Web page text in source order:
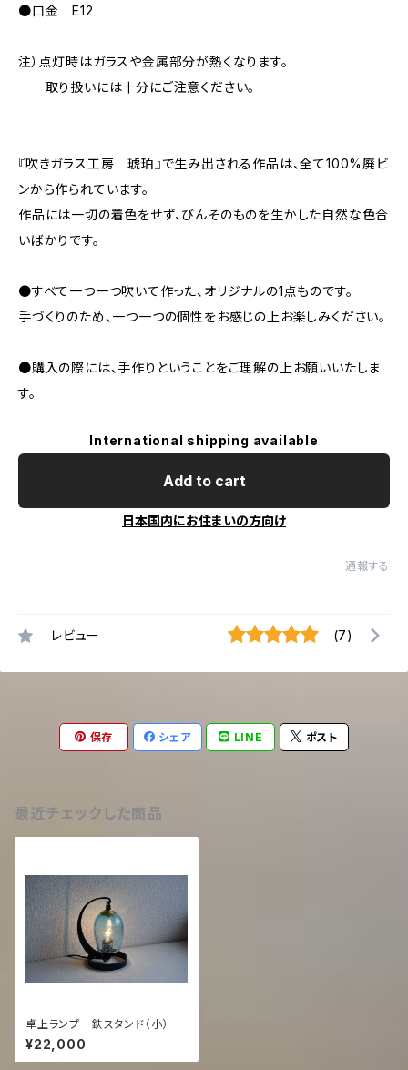
●口金 E12
注）点灯時はガラスや金属部分が熱くなります。
取り扱いには十分にご注意ください。
『吹きガラス工房 琥珀』で生み出される作品は、全て100%廃ビ
ンから作られています。
作品には一切の着色をせず、びんそのものを生かした自然な色合
いばかりです。
●すべて一つ一つ吹いて作った、オリジナルの1点ものです。
手づくりのため、一つ一つの個性をお感じの上お楽しみください。
●購入の際には、手作りということをご理解の上お願いいたしま
す。
International shipping available
Add to cart
日本国内にお住まいの方向け
通報する
レビュー (7)
保存 シェア LINE ポスト
最近チェックした商品
卓上ランプ 鉄スタンド（小）
¥22,000